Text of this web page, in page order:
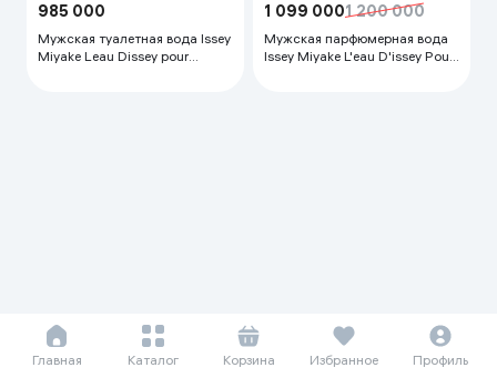
985 000
Мужская туалетная вода Issey
Miyake Leau Dissey pour
1 099 0001 200 000
Мужская парфюмерная вода
Issey Miyake L'eau D'issey Pour
Главная Каталог Корзина Избранное Профиль